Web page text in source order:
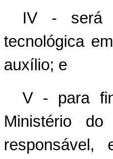
IV - será
tecnológica
auxílio; e
V - para
Ministério
responsável,